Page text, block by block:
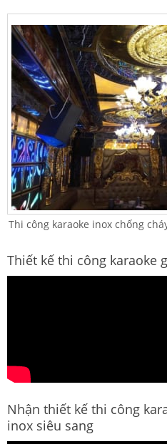
Thi công karaoke inox chống
Thiết kế thi công karaoke
Nhận thiết kế thi công
inox siêu sang